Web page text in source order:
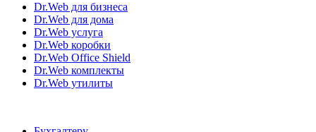
Dr.Web для бизнеса
Dr.Web для дома
Dr.Web услуга
Dr.Web коробки
Dr.Web Office Shield
Dr.Web комплекты
Dr.Web утилиты